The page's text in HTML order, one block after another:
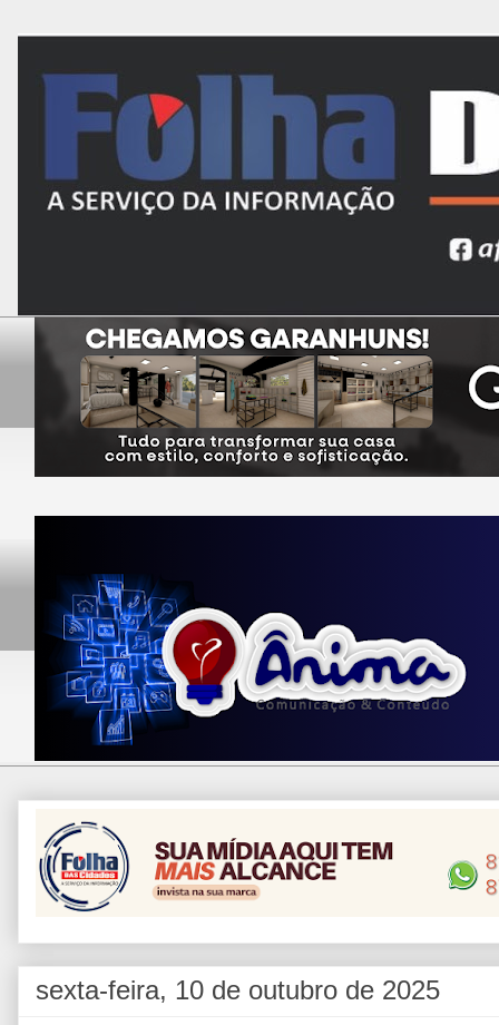
sexta-feira, 10 de outubro de 2025